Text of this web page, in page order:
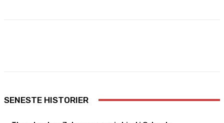
SENESTE HISTORIER